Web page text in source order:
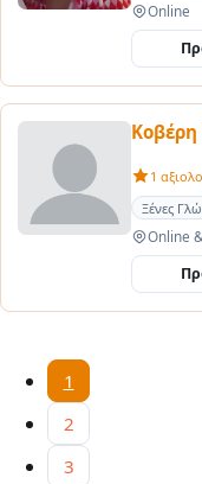
Online
Κοβέρη
1
Ξένες
Online
σελίδα
1
2
3